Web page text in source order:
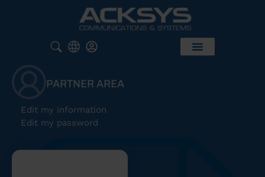
PARTNER AREA
Edit my information
Edit my password